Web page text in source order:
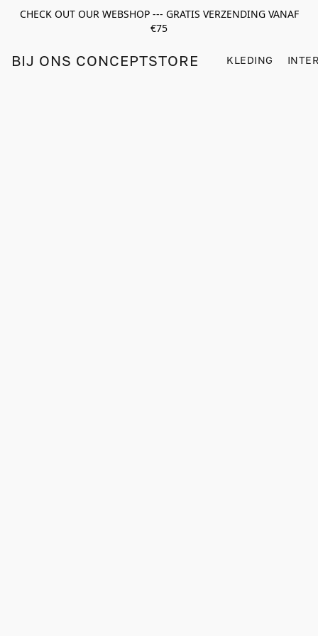
CHECK OUT OUR WEBSHOP --- GRATIS VERZENDING VANAF
€75
BIJ ONS CONCEPTSTORE KLEDING